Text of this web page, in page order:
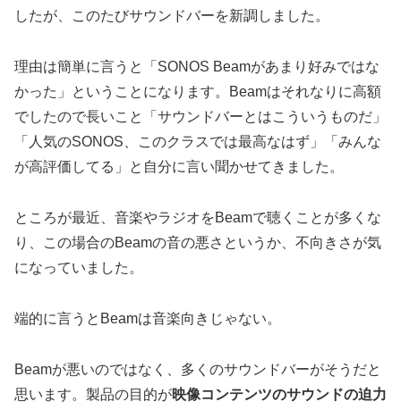
したが、このたびサウンドバーを新調しました。
理由は簡単に言うと「SONOS Beamがあまり好みではな
かった」ということになります。Beamはそれなりに高額
でしたので長いこと「サウンドバーとはこういうものだ」
「人気のSONOS、このクラスでは最高なはず」「みんな
が高評価してる」と自分に言い聞かせてきました。
ところが最近、音楽やラジオをBeamで聴くことが多くな
り、この場合のBeamの音の悪さというか、不向きさが気
になっていました。
端的に言うとBeamは音楽向きじゃない。
Beamが悪いのではなく、多くのサウンドバーがそうだと
思います。製品の目的が映像コンテンツのサウンドの迫力